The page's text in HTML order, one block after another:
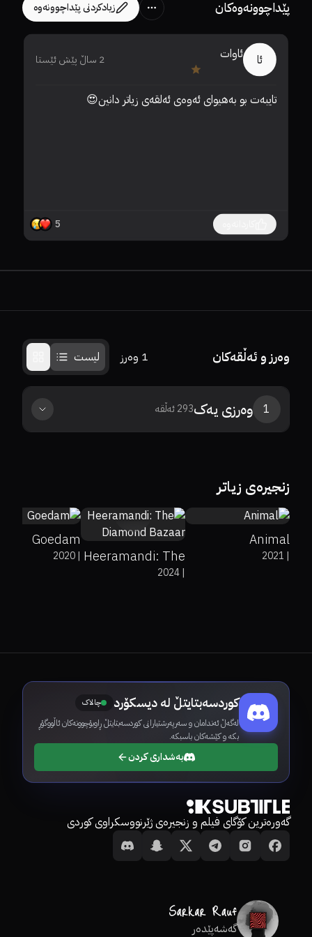
پێداچوونەوەکان زیادکردنی پێداچوونەوە
ئا ئاوات 2 ساڵ پێش ئێستا
تایبەت بو بەهیوای ئەوەی ئەلقەی زیاتر دانین😍
5
وەرز و ئەڵقەکان 1 وەرز لیست
1 وەرزی یەک293ئەڵقە
زنجیرەی زیاتر
Animal
|
2021
0
0%
0%
Heeramandi: The
Diamond Bazaar|
2024
Goedam
|
2020
کوردسەبتایتڵ لە دیسکۆرد چالاک
لەگەڵ ئەندامان و سەرپەرشتیارانی کوردسەبتایتڵ ڕاوبۆچوونەکان ئاڵووگۆڕ
بکە و کێشەکان باسبکە.
بەشداری کردن
گەورەترین کۆگای فیلم و زنجیرەی ژێرنووسکراوی کوردی
گەشەپێدەر